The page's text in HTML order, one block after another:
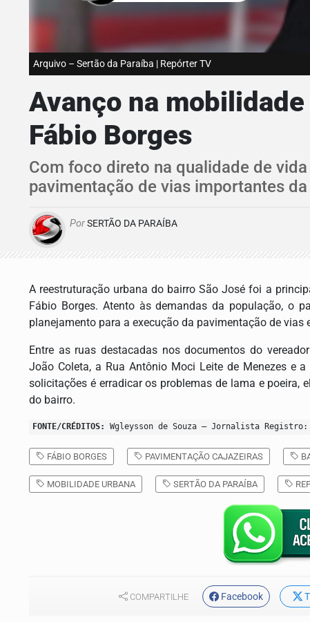
Arquivo – Sertão da Paraíba | Repórter TV
Avanço na
Fábio Borges
Com foco direto na qualidade de
pavimentação de vias importantes
PorSERTÃO DA PARAÍBA
A reestruturação urbana do bairro São José foi a
Fábio Borges. Atento às demandas da população, o
planejamento para a execução da pavimentação de vias
Entre as ruas destacadas nos documentos do
João Coleta, a Rua Antônio Moci Leite de Menezes e
solicitações é erradicar os problemas de lama e poeira,
do bairro.
FONTE/CRÉDITOS: Wgleysson de Souza – Jornalista Registro:
FÁBIO BORGES PAVIMENTAÇÃO CAJAZEIRAS
MOBILIDADE URBANA SERTÃO DA PARAÍBA
COMPARTILHE Facebook